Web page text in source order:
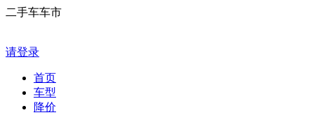
二手车车市
请登录
首页
车型
降价